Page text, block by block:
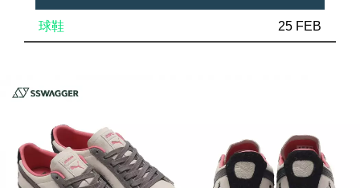
球鞋 25 FEB